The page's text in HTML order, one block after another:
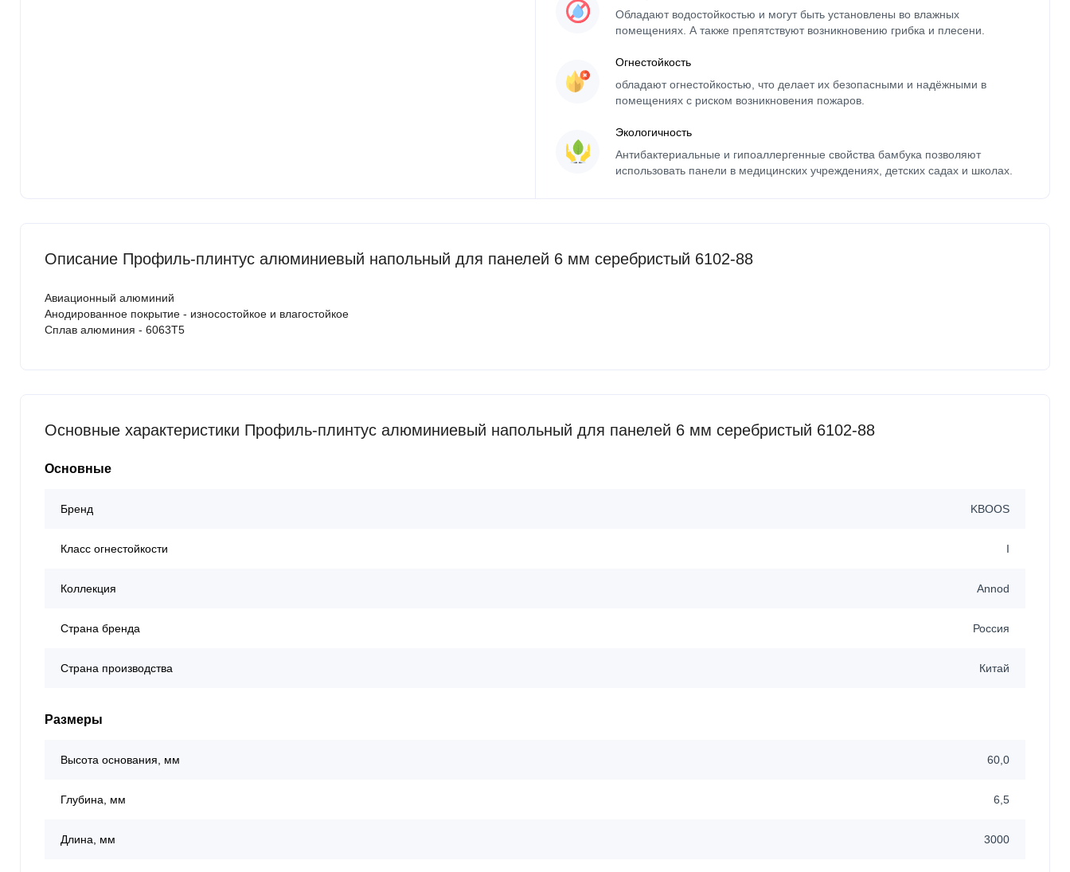
Обладают водостойкостью и могут быть установлены во влажных
помещениях. А также препятствуют возникновению грибка и плесени.
Огнестойкость
обладают огнестойкостью, что делает их безопасными и надёжными в
помещениях с риском возникновения пожаров.
Экологичность
Антибактериальные и гипоаллергенные свойства бамбука позволяют
использовать панели в медицинских учреждениях, детских садах и школах.
Описание Профиль-плинтус алюминиевый напольный для панелей 6 мм серебристый 6102-88
Авиационный алюминий
Анодированное покрытие - износостойкое и влагостойкое
Сплав алюминия - 6063Т5
Основные характеристики Профиль-плинтус алюминиевый напольный для панелей 6 мм серебристый 6102-88
Основные
Бренд KBOOS
Класс огнестойкости I
Коллекция Annod
Страна бренда Россия
Страна производства Китай
Размеры
Высота основания, мм 60,0
Глубина, мм 6,5
Длина, мм 3000